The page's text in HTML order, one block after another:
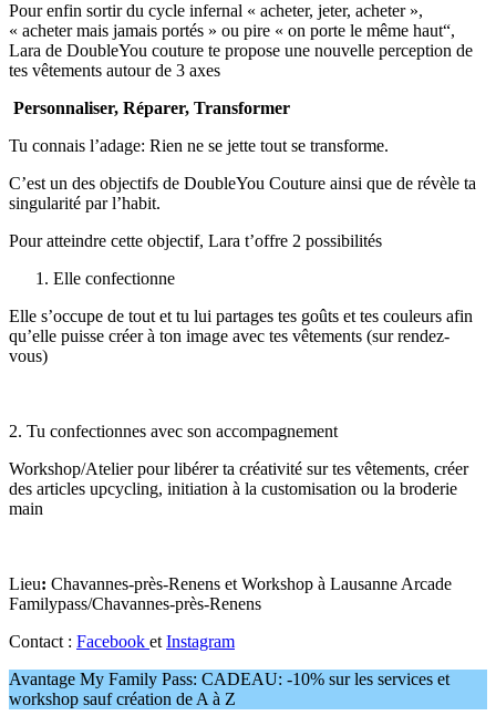
Pour enfin sortir du cycle infernal « acheter, jeter, acheter »,
« acheter mais jamais portés » ou pire « on porte le même haut“,
Lara de DoubleYou couture te propose une nouvelle perception de
tes vêtements autour de 3 axes
Personnaliser, Réparer, Transformer
Tu connais l’adage: Rien ne se jette tout se transforme.
C’est un des objectifs de DoubleYou Couture ainsi que de révèle ta
singularité par l’habit.
Pour atteindre cette objectif, Lara t’offre 2 possibilités
Elle confectionne
Elle s’occupe de tout et tu lui partages tes goûts et tes couleurs afin
qu’elle puisse créer à ton image avec tes vêtements (sur rendez-
vous)
2. Tu confectionnes avec son accompagnement
Workshop/Atelier pour libérer ta créativité sur tes vêtements, créer
des articles upcycling, initiation à la customisation ou la broderie
main
Lieu: Chavannes-près-Renens et Workshop à Lausanne Arcade
Familypass/Chavannes-près-Renens
Contact : Facebook et Instagram
Avantage My Family Pass: CADEAU: -10% sur les services et
workshop sauf création de A à Z